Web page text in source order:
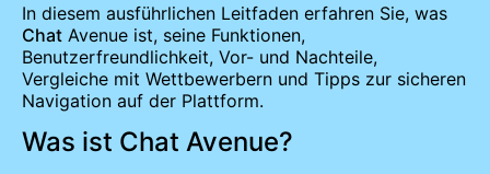
In diesem ausführlichen Leitfaden erfahren Sie, was
Chat Avenue ist, seine Funktionen,
Benutzerfreundlichkeit, Vor- und Nachteile,
Vergleiche mit Wettbewerbern und Tipps zur sicheren
Navigation auf der Plattform.
Was ist Chat Avenue?